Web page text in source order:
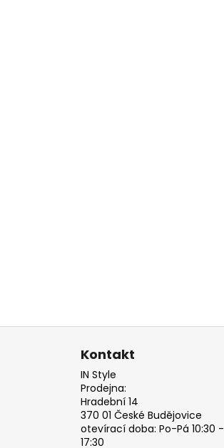
Z
Kontakt
IN Style
Prodejna:
Hradební 14
370 01 České Budějovice
otevírací doba: Po-Pá 10:30 -
17:30